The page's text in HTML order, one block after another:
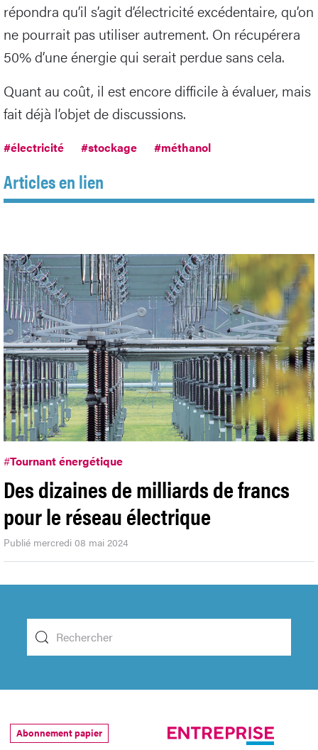
répondra qu’il s’agit d’électricité excédentaire, qu’on
ne pourrait pas utiliser autrement. On récupérera
50% d’une énergie qui serait perdue sans cela.
Quant au coût, il est encore difficile à évaluer, mais
fait déjà l’objet de discussions.
#électricité #stockage #méthanol
Articles en lien
#Tournant énergétique
Des dizaines de milliards de francs
pour le réseau électrique
Publié mercredi 08 mai 2024
Abonnement papier